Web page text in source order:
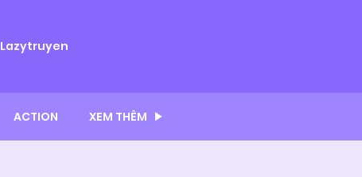
Lazytruyen
ACTION XEM THÊM